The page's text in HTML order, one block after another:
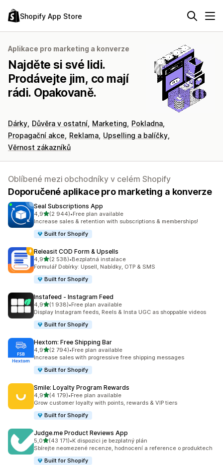
Shopify App Store
Aplikace pro marketing a konverze
Najděte si své lidi.
Prodávejte jim, co mají
rádi. Opakovaně.
Dárky Důvěra v ostatní Marketing
Pokladna
Propagační akce
Reklama Upselling a balíčky
Věrnost zákazníků
Oblíbené mezi obchodníky v celém Shopify
Doporučené aplikace pro marketing a konverze
Seal Subscriptions App
4,9z 5 hvězd
(2 944)
Celkový počet recenzí: 2944
•Free plan available
Increase sales & retention with subscriptions & memberships!
Built for Shopify
Releasit COD Form & Upsells
4,9z 5 hvězd
(2 538)
Celkový počet recenzí: 2538
•Bezplatná instalace
Formulář Dobírky: Upsell, Nabídky, OTP & SMS
Built for Shopify
Instafeed ‑ Instagram Feed
4,9z 5 hvězd
(1 938)
Celkový počet recenzí: 1938
•Free plan available
Display Instagram feeds, Reels & Insta UGC as shoppable videos
Built for Shopify
Hextom: Free Shipping Bar
4,9z 5 hvězd
(2 794)
Celkový počet recenzí: 2794
•Free plan available
Increase sales with progressive free shipping messages
Built for Shopify
Smile: Loyalty Program Rewards
4,9z 5 hvězd
(4 179)
Celkový počet recenzí: 4179
•Free plan available
Grow customer loyalty with points, rewards & VIP tiers
Built for Shopify
Judge.me Product Reviews App
5,0z 5 hvězd
(43 171)
Celkový počet recenzí: 43171
•K dispozici je bezplatný plán
Sbírejte neomezené recenze, hodnocení a reference o produktech
Built for Shopify